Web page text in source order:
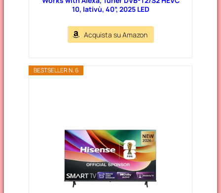
10, lativù, 40”, 2025 LED
Acquista su Amazon
BESTSELLER N. 6